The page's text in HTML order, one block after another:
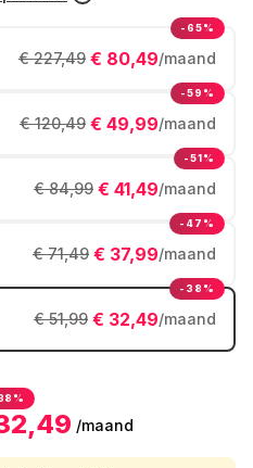
€ 80,49/maand
€ 227,49
-65%
€ 49,99/maand
€ 120,49
-59%
€ 41,49/maand
€ 84,99
-51%
€ 37,99/maand
€ 71,49
-47%
€ 32,49/maand
€ 51,99
-38%
/maand